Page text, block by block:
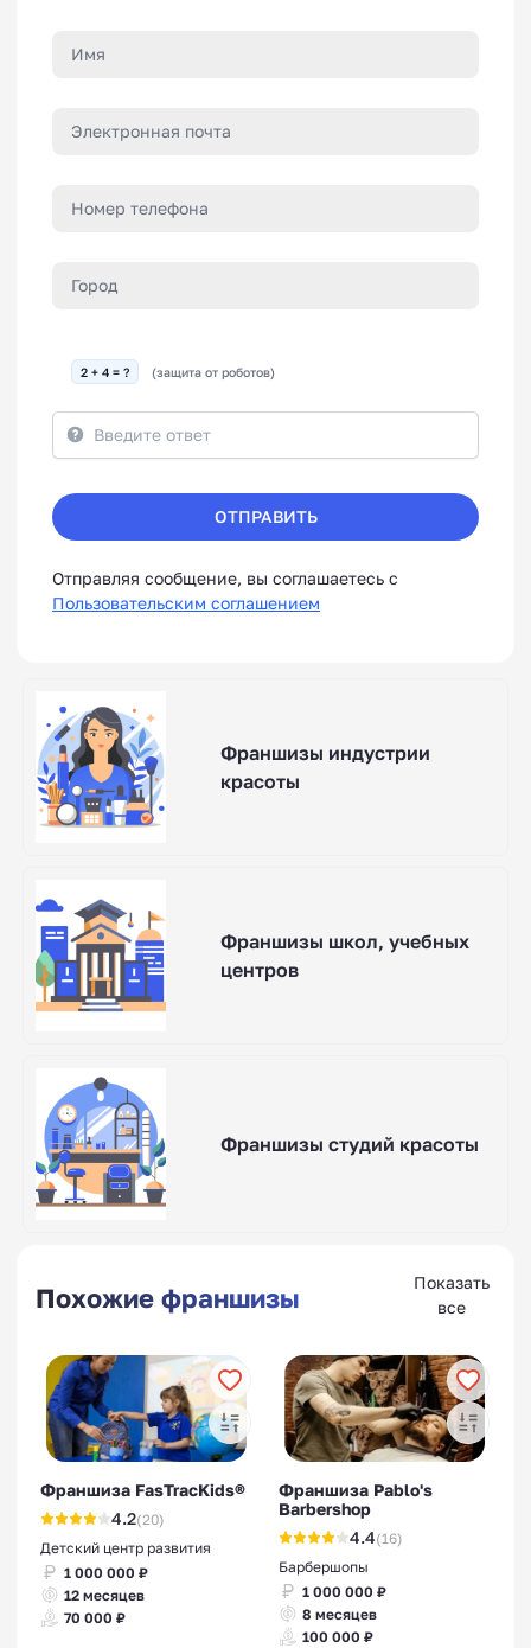
2 + 4 = ? (защита от роботов)
ОТПРАВИТЬ
Отправляя сообщение, вы соглашаетесь с
Пользовательским соглашением
Франшизы индустрии
красоты
Франшизы школ, учебных
центров
Франшизы студий красоты
Похожие франшизы
Показать
все
Франшиза FasTracKids®
4.2(20)
Детский центр развития
1 000 000 ₽
12 месяцев
70 000 ₽
Франшиза Pablo's
Barbershop
4.4(16)
Барбершопы
1 000 000 ₽
8 месяцев
100 000 ₽